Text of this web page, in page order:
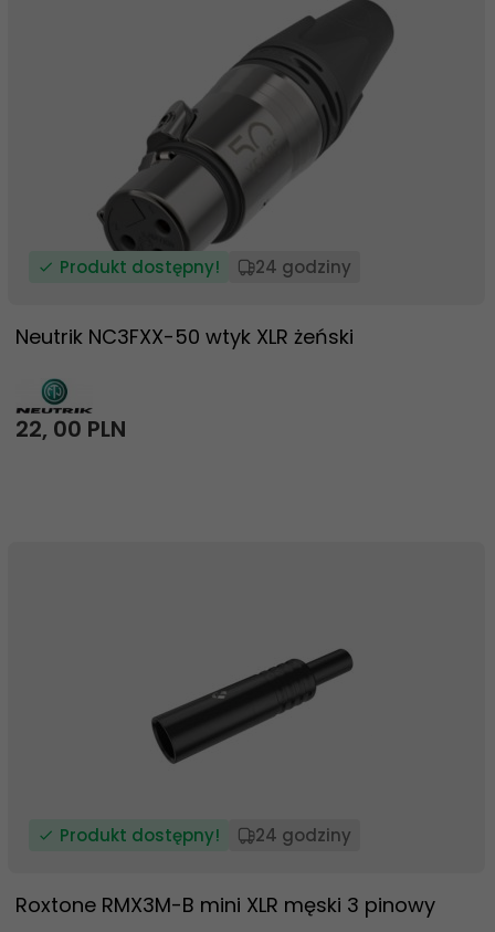
Produkt dostępny! 24 godziny
Neutrik NC3FXX-50 wtyk XLR żeński
22, 00 PLN
Produkt dostępny! 24 godziny
Roxtone RMX3M-B mini XLR męski 3 pinowy